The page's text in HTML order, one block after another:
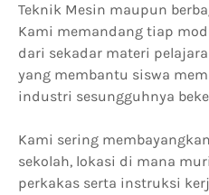
Teknik Mesin maupun
Kami memandang tiap
dari sekadar materi
yang membantu siswa
industri sesungguhnya
Kami sering
sekolah, lokasi di mana
perkakas serta instruksi